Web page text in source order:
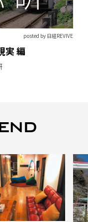
posted by 日経REVIVE
実 編